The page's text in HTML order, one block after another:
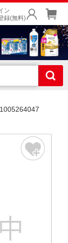
ン
録(無料)